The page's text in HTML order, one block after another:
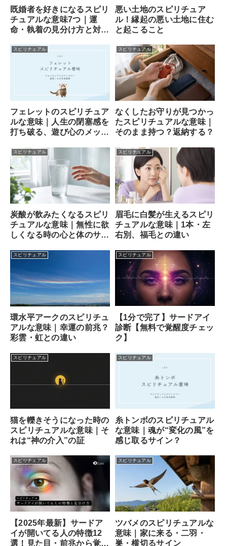
既婚者を好きになるスピリ
チュアルな意味7つ｜運
命・執着の見分け方と対処
悪い土地のスピリチュア
ル！縁起の悪い土地に住む
と起こること
スピリチュアル
フェレットのスピリチュア
ルな意味｜人生の閉塞感を
打ち破る、遊び心のメッセ
スピリチュアル
なくしたお守りが見つかっ
たスピリチュアルな意味｜
そのまま持つ？返納する？
スピリチュアル
炭酸が飲みたくなるスピリ
チュアルな意味｜無性に欲
しくなる時の心と体のサイ
スピリチュアル
眉毛に白髪が生えるスピリ
チュアルな意味｜1本・左
右別、福毛との違い
スピリチュアル
環水平アークのスピリチュ
アルな意味｜幸運の前兆？
彩雲・虹との違い
スピリチュアル
【1分で完了】サードアイ
診断【無料で覚醒度チェッ
ク】
スピリチュアル
猫を轢きそうになった時の
スピリチュアルな意味｜そ
れは“神の介入”の証
スピリチュアル
糸トンボのスピリチュアル
な意味｜魂が“変化の風”を
感じ取るサイン？
スピリチュアル
【2025年最新】サードア
イが開いてる人の特徴12
選！見た目・前兆から覚醒
スピリチュアル
ツバメのスピリチュアルな
意味｜家に来る・二羽・
巣・横切るサイン